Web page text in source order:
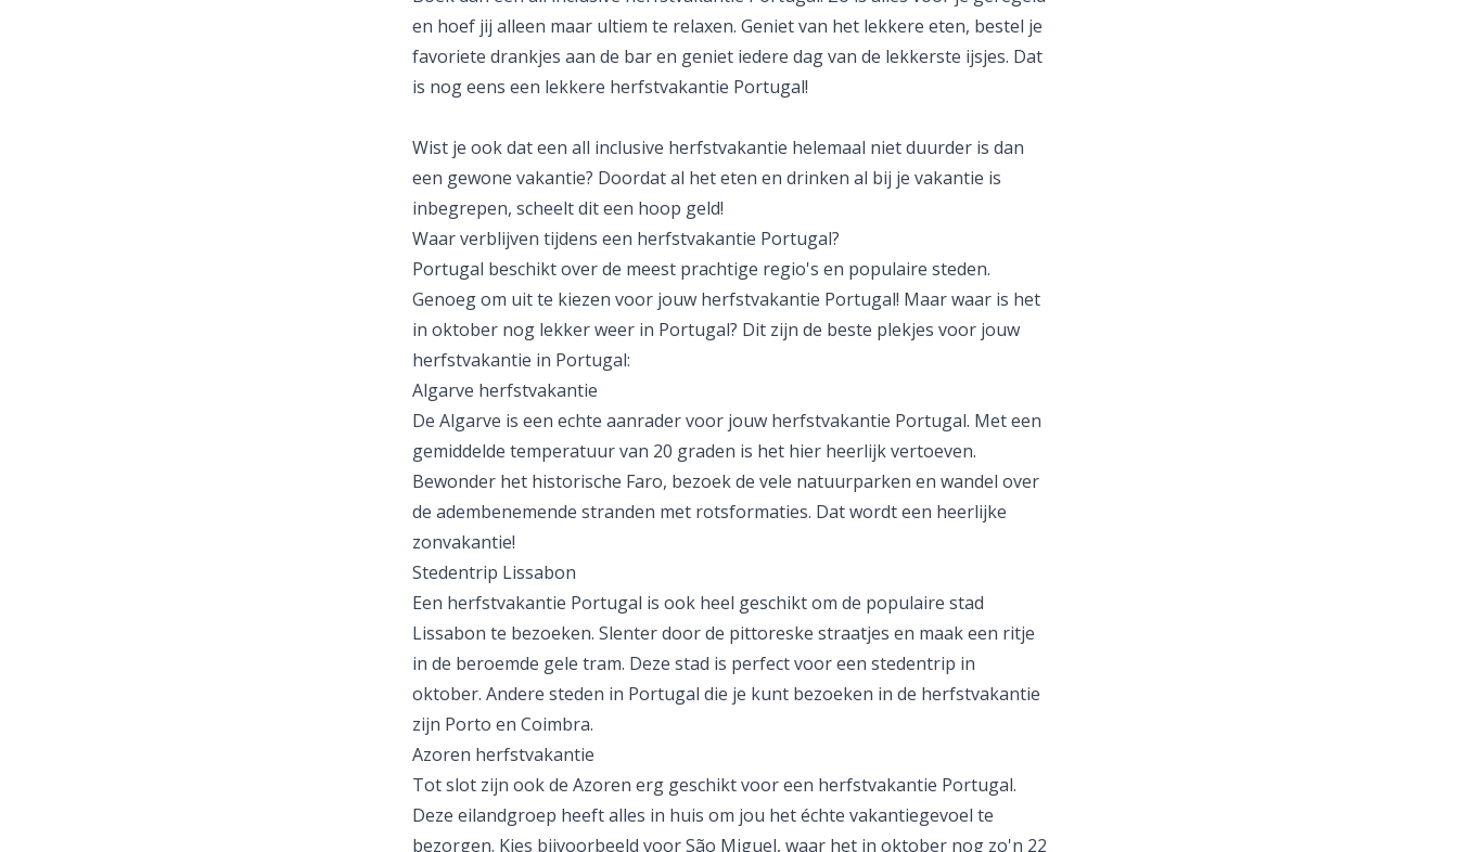
en hoef jij alleen maar ultiem te relaxen. Geniet van het lekkere eten, bestel je
favoriete drankjes aan de bar en geniet iedere dag van de lekkerste ijsjes. Dat
is nog eens een lekkere herfstvakantie Portugal!
Wist je ook dat een all inclusive herfstvakantie helemaal niet duurder is dan
een gewone vakantie? Doordat al het eten en drinken al bij je vakantie is
inbegrepen, scheelt dit een hoop geld!
Waar verblijven tijdens een herfstvakantie Portugal?
Portugal beschikt over de meest prachtige regio's en populaire steden.
Genoeg om uit te kiezen voor jouw herfstvakantie Portugal! Maar waar is het
in oktober nog lekker weer in Portugal? Dit zijn de beste plekjes voor jouw
herfstvakantie in Portugal:
Algarve herfstvakantie
De Algarve is een echte aanrader voor jouw herfstvakantie Portugal. Met een
gemiddelde temperatuur van 20 graden is het hier heerlijk vertoeven.
Bewonder het historische Faro, bezoek de vele natuurparken en wandel over
de adembenemende stranden met rotsformaties. Dat wordt een heerlijke
zonvakantie!
Stedentrip Lissabon
Een herfstvakantie Portugal is ook heel geschikt om de populaire stad
Lissabon te bezoeken. Slenter door de pittoreske straatjes en maak een ritje
in de beroemde gele tram. Deze stad is perfect voor een stedentrip in
oktober. Andere steden in Portugal die je kunt bezoeken in de herfstvakantie
zijn Porto en Coimbra.
Azoren herfstvakantie
Tot slot zijn ook de Azoren erg geschikt voor een herfstvakantie Portugal.
Deze eilandgroep heeft alles in huis om jou het échte vakantiegevoel te
bezorgen. Kies bijvoorbeeld voorSão Miguel, waar het in oktober nog zo'n 22